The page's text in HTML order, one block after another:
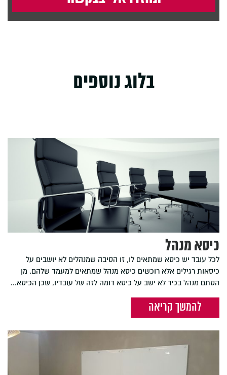
בלוג נוספים
כיסא מנהל
לכל עובד יש כיסא שמתאים לו, זו הסיבה שמנהלים לא יושבים על
כיסאות רגילים אלא רוכשים כיסא מנהל שמתאים למעמד שלהם. מן
הסתם מנהל בכיר לא ישב על כיסא דומה לזה של עובדיו, שכן הכיסא...
להמשך קריאה